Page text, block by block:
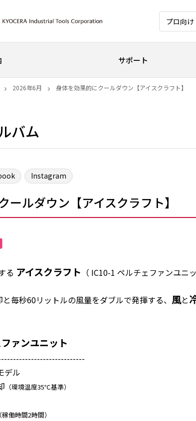
プロ向け
サポート
2026年6月 身体を効果的にクールダウン【アイスクラフト】
バム
Instagram
ールダウン【アイスクラフト】
る アイスクラフト （ IC10-1 ペルチェファンユニ
毎秒60リットルの風量をダブルで発揮する、 風と
ァンユニット
デル
（環境温度35℃基準）
（稼働時間2時間）